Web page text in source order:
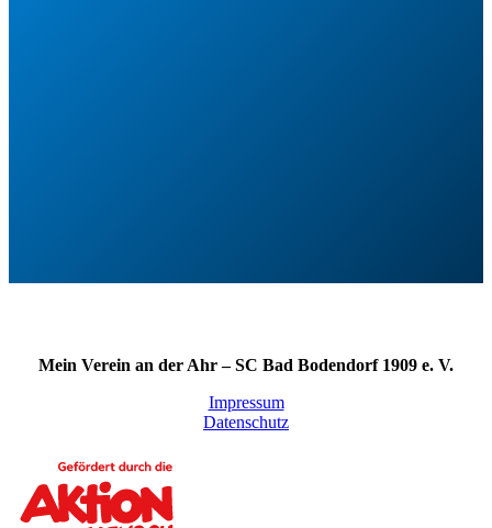
Mein Verein an der Ahr – SC Bad Bodendorf 1909 e. V.
Impressum
Datenschutz